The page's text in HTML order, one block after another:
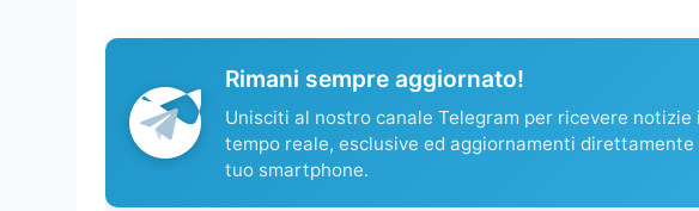
Rimani sempre aggiornato!
Unisciti al nostro canale Telegram per ricevere notizie
tempo reale, esclusive ed aggiornamenti direttamente
tuo smartphone.